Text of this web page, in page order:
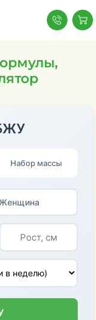
Набор массы
Женщина